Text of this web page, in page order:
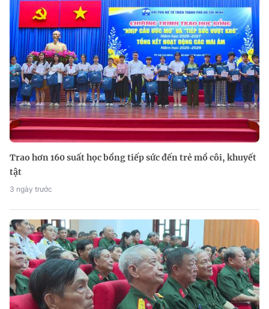
Trao hơn 160 suất học bổng tiếp sức đến trẻ mồ côi, khuyết
tật
3 ngày trước